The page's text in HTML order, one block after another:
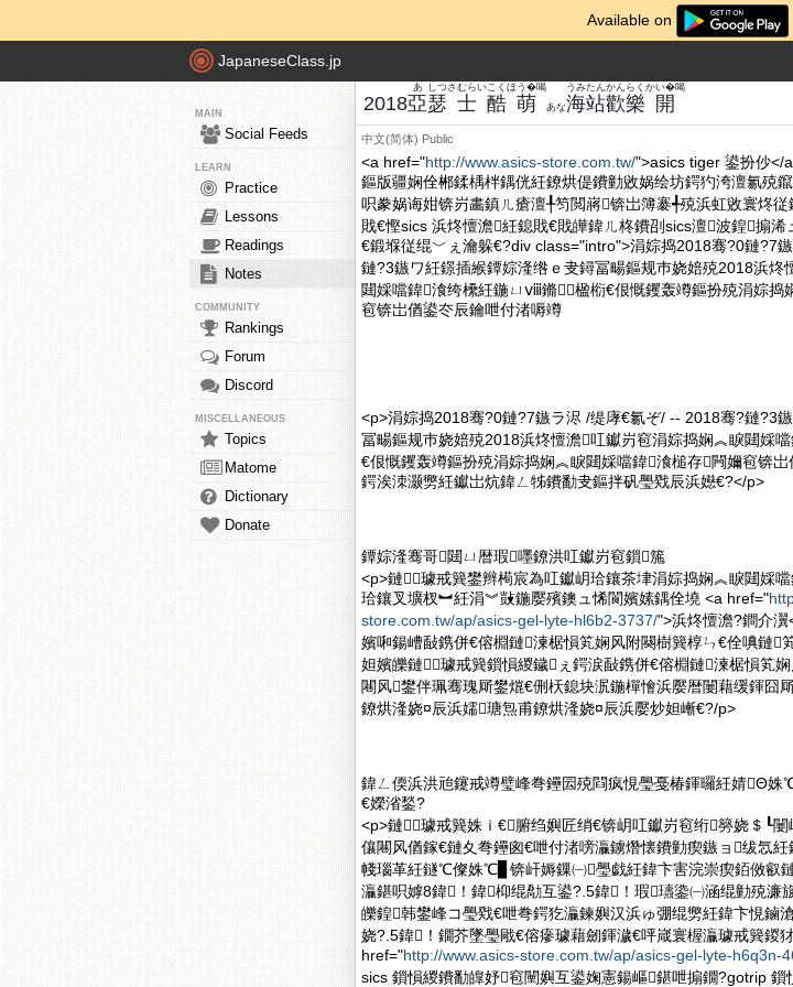
Available on
JapaneseClass.jp
MAIN
Social Feeds
LEARN
Practice
Lessons
Readings
Notes
COMMUNITY
Rankings
Forum
Discord
MISCELLANEOUS
Topics
Matome
Dictionary
Donate
2018亞
あ
瑟
しつ
士
さむらい
酷
こく
萌
ほう�喝
あな海
うみ
站
たん
歡樂
かんらく
開
かい�喝
中文(简体) Public
<a href="http://www.asics-store.com.tw/">asics tiger 鍙扮仯</
鏂版疆娴佺郴鍒楀柈鍝侊紝鐐烘偍鐨勭敓娲绘坊鍔犳洿澶氱殑
呮豢娲诲姏锛岃畵鎮ㄦ瘡澶╀笉閲嶈锛岀簿褰╃殑浜虹敓寰炵
戝€慳sics 浜炵憻澹紝鎴戝€戝皣鍏ㄦ柊鐨刟sics澶波鍠搧
€鍛堢従绲﹀ぇ瀹躲€?div class="intro">涓婃捣2018骞?0鏈?7
鏈?3鏃ワ紝鐛插緱鐔婃湰绺ｅ叏鐞冨畼鏂规巿娆婄殑2018浜炵
閮婇噹鍏湌绔欙紝鍦ㄩⅷ鏅楹椼€佷慨钁轰竴鏂扮殑涓婃捣
窇锛岀偤鍙冭辰鑰呭付渚嗕竴
<p>涓婃捣2018骞?0鏈?7鏃ラ浕 /缇庨€氱ぞ/ -- 2018骞?鏈?3
冨畼鏂规巿娆婄殑2018浜炵憻澹叿钀岃窇涓婃捣娴︽睙閮婇
€佷慨钁轰竴鏂扮殑涓婃捣娴︽睙閮婇噹鍏湌槌存闁嬭窇锛
鍔涘洓灏勶紝钀岀炕鍏ㄥ牬鐨勫叏鏂拌矾璺戣辰浜嬨€?</p>
鐔婃湰骞哥閮ㄩ暦瑕嚜鐐洪叿钀岃窇鎻箷
<p>鏈璩戒簨鐢辫槆宸為叿钀岄珨鑲茶垏涓婃捣娴︽睙閮婇
珨鑲叉壙杈︼紝涓︾敱鍦嬮殯鐭ュ悕閬嬪嫊鍝佺墝 <a href="
store.com.tw/ap/asics-gel-lyte-hl6b2-3737/">浜炵憻澹?鐧介
嬪啝鍚嶆敮鎸併€傛棩鏈湅椐愪笂娴风附闋樹簨椁ㄣ€佺唺鏈
妲嬪皪鏈璩戒簨鎻愪緵鐬ぇ鍔涙敮鎸併€傛棩鏈湅椐愪笂
闀风鐢伴珮骞瑰厛鐢熴€侀枖鎴块泦鍦樿懀浜嬮暦闄藉缓鍕囧
鐐烘湰娆¤辰浜嬬瑭炰甫鐐烘湰娆¤辰浜嬮炒妲嶃€?/p>
鍏ㄥ偄浜洪兘鑳戒竴璧峰弮鑸囩殑閰疯悓璺戞椿鍕曪紝婧Θ
€嬫渻鍫?
<p>鏈璩戒簨姝ｉ€腑绉嬩匠绡€锛岄叿钀岃窇绗簩娆＄┖
儴闀风偤鎵€鏈夊弮鑸囪€呭付渚嗙灜鐪熸懐鐨勭瘈鏃ョ绂忥
帴瑙革紝鐩℃儏姝℃▊锛屽媷鏁㈠璺戯紝鍏卞害浣崇瘈銆傚叡
灜鍖呮嫭8鍏！鍏枊绲勪互鍙?.5鍏！瑕瓙鍌㈠涵绲勭殑濂
皪鍠韩鐢峰コ璺戣€呭弮鍔犵灜鍊嬩汉浜ゅ弸绲勶紝鍏卞悓鏀
娆?.5鍏！鐗芥墜璺戙€傛瘮璩藉劒鍕濊€呯嵅寰楃灜璩戒簨鍐
href="http://www.asics-store.com.tw/ap/asics-gel-lyte-h6q3n-
sics 鎻愪緵鐨勫皥妤窇闉嬩互鍙婅憲鍚嶇鍖呭搧鐗?gotrip 鎻